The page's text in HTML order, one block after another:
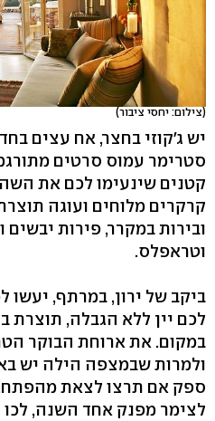
(צילום: יחסי ציבור)
יש ג'קוזי בחצר, אח עצים
סטרימר עמוס סרטים
קטנים שינעימו לכם את
קרקרים מלוחים ועוגה
ובירות במקרר, פירות יבשים
וטראפלס.
ביקב של ירון, במרתף, יעשו
לכם יין ללא הגבלה, תוצרת
במקום. את ארוחת הבוקר
ולמרות שבמצפה הילה יש
ספק אם תרצו לצאת
לצימר מפנק אחד השנה, לכו